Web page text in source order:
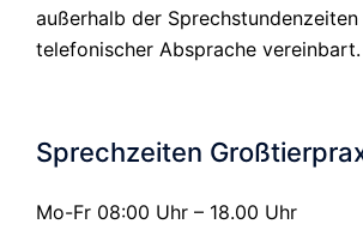
außerhalb der Sprechstundenzeiten
telefonischer Absprache vereinbart.
Sprechzeiten
Mo-Fr 08:00 Uhr – 18.00 Uhr